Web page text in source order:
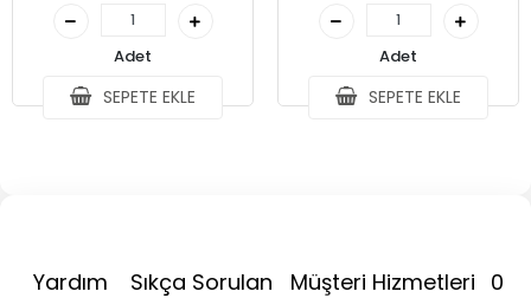
Adet
SEPETE EKLE
Adet
SEPETE EKLE
Yardım
Sıkça Sorulan
Müşteri Hizmetleri 0